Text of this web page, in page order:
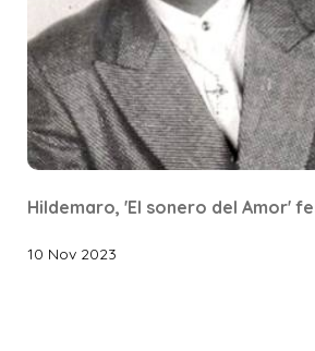
Hildemaro, 'El sonero del Amor'
10 Nov 2023